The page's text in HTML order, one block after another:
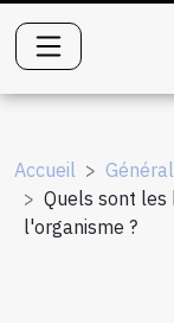
Accueil
Général
Quels sont les
l'organisme ?